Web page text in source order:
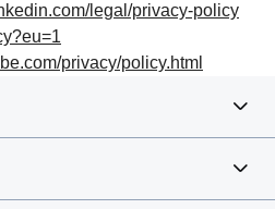
legal/privacy-policy
privacy/policy.html